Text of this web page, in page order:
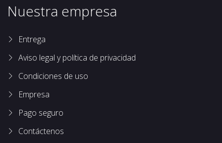
Nuestra empresa
Entrega
Aviso legal y política de privacidad
Condiciones de uso
Empresa
Pago seguro
Contáctenos